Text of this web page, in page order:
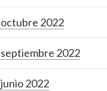
octubre 2022
septiembre 2022
junio 2022